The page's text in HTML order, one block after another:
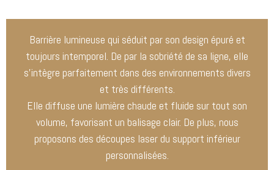
Barrière lumineuse qui séduit par son design épuré et
toujours intemporel. De par la sobriété de sa ligne, elle
s’intègre parfaitement dans des environnements divers
et très différents.
Elle diffuse une lumière chaude et fluide sur tout son
volume, favorisant un balisage clair. De plus, nous
proposons des découpes laser du support inférieur
personnalisées.